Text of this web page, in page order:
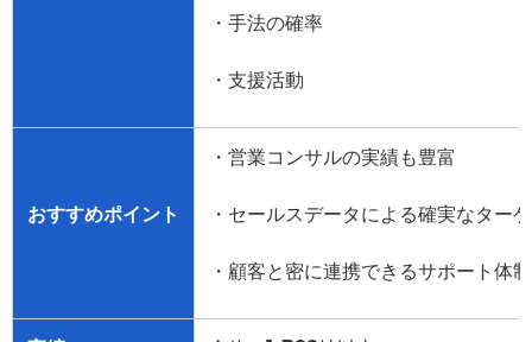
・手法の確率
・支援活動
おすすめポイント
・営業コンサルの実績も豊富
・セールスデータによる確実なター
・顧客と密に連携できるサポート体制